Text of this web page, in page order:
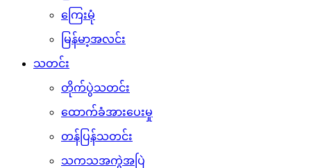
ကြေးမုံ
မြန်မာ့အလင်း
သတင်း
တိုက်ပွဲသတင်း
ထောက်ခံအားပေးမှု
တန်ပြန်သတင်း
သကသအကွဲအပြဲ